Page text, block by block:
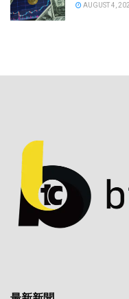
AUGUST 4,